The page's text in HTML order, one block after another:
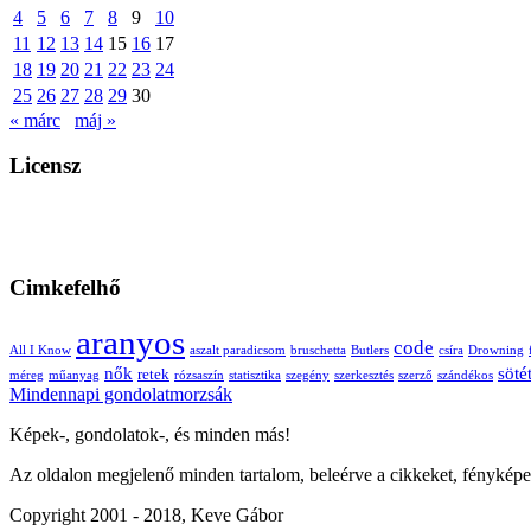
4
5 6 7 8 9
10
11 12 13 14 15 16 17
18 19 20 21 22 23 24
25 26 27 28 29 30
« márc
máj »
Licensz
Cimkefelhő
All I Know aranyos aszalt paradicsom bruschetta Butlers code csíra Drowning
méreg műanyag nők retek rózsaszín statisztika szegény szerkesztés szerző szándékos sötét
Mindennapi gondolatmorzsák
Képek-, gondolatok-, és minden más!
Az oldalon megjelenő minden tartalom, beleérve a cikkeket,
Copyright 2001 - 2018, Keve Gábor